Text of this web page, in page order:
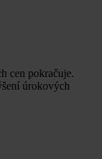
cen pokračuje.
úrokových